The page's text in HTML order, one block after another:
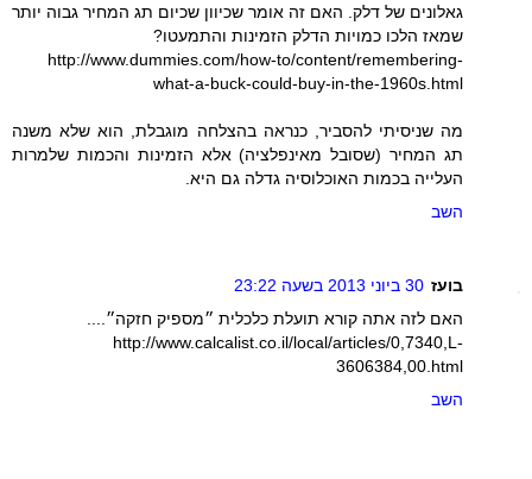
גאלונים של דלק. האם זה אומר שכיוון שכיום תג המחיר גבוה יותר
שמאז הלכו כמויות הדלק הזמינות והתמעטו?
http://www.dummies.com/how-to/content/remembering-
what-a-buck-could-buy-in-the-1960s.html
מה שניסיתי להסביר, כנראה בהצלחה מוגבלת, הוא שלא משנה
תג המחיר (שסובל מאינפלציה) אלא הזמינות והכמות שלמרות
העלייה בכמות האוכלוסיה גדלה גם היא.
השב
בועז 30 ביוני 2013 בשעה 23:22
האם לזה אתה קורא תועלת כלכלית ״מספיק חזקה״....
http://www.calcalist.co.il/local/articles/0,7340,L-
3606384,00.html
השב